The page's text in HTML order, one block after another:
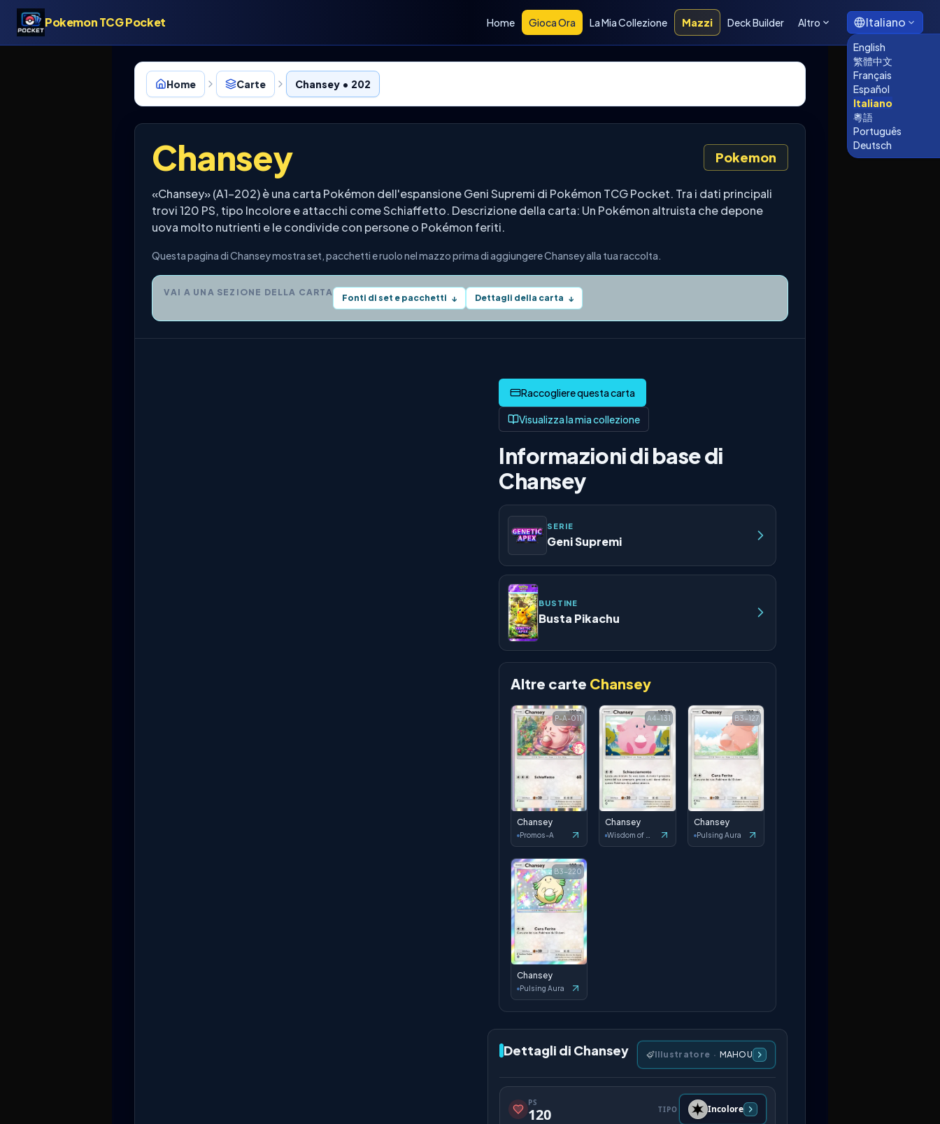
Pokemon TCG Pocket Home Gioca Ora La Mia Collezione Mazzi Deck Builder Altro Italiano
English
繁體中文
Français
Español
Italiano
粵語
Português
Deutsch
Home Carte Chansey • 202
Chansey Pokemon
«Chansey» (A1-202) è una carta Pokémon dell'espansione Geni Supremi di Pokémon TCG Pocket. Tra i dati principali
trovi 120 PS, tipo Incolore e attacchi come Schiaffetto. Descrizione della carta: Un Pokémon altruista che depone
uova molto nutrienti e le condivide con persone o Pokémon feriti.
Questa pagina di Chansey mostra set, pacchetti e ruolo nel mazzo prima di aggiungere Chansey alla tua raccolta.
VAI A UNA SEZIONE DELLA CARTA
Fonti di set e pacchetti ↓ Dettagli della carta ↓
Visualizza la mia collezione
Informazioni di base di
Chansey
SERIE
Geni Supremi
BUSTINE
Busta Pikachu
Altre carte Chansey
P-A-011
Chansey
Promos-A
A4-131
Chansey
B3-127
Chansey
Pulsing Aura
B3-220
Chansey
Pulsing Aura
Dettagli di Chansey Illustratore · MAHOU
PS
120 TIPO Incolore